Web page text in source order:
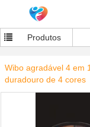
Produtos
Wibo agradável 4 em
duradouro de 4 cores